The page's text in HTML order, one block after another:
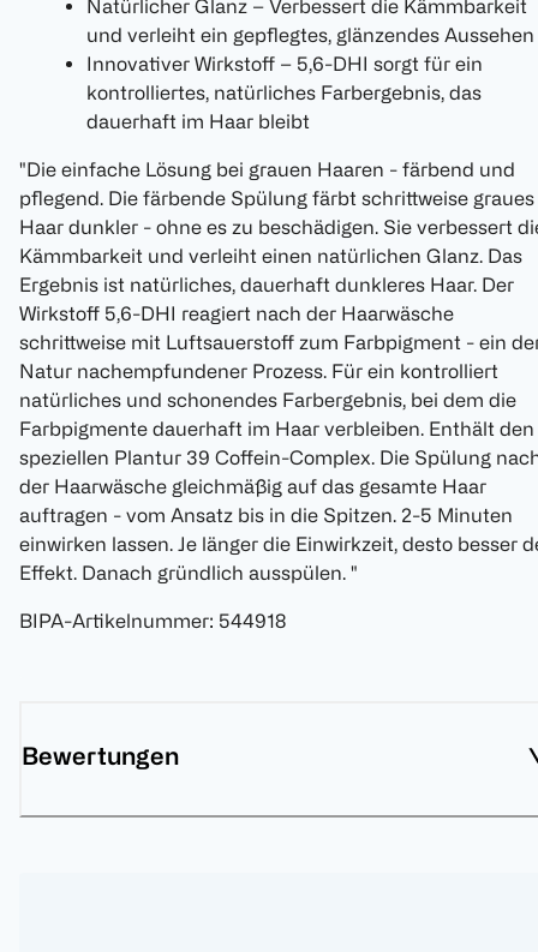
Natürlicher Glanz – Verbessert die Kämmbarkeit
und verleiht ein gepflegtes, glänzendes Aussehen
Innovativer Wirkstoff – 5,6-DHI sorgt für ein
kontrolliertes, natürliches Farbergebnis, das
dauerhaft im Haar bleibt
"Die einfache Lösung bei grauen Haaren - färbend und
pflegend. Die färbende Spülung färbt schrittweise graues
Haar dunkler - ohne es zu beschädigen. Sie verbessert
Kämmbarkeit und verleiht einen natürlichen Glanz. Das
Ergebnis ist natürliches, dauerhaft dunkleres Haar. Der
Wirkstoff 5,6-DHI reagiert nach der Haarwäsche
schrittweise mit Luftsauerstoff zum Farbpigment - ein
Natur nachempfundener Prozess. Für ein kontrolliert
natürliches und schonendes Farbergebnis, bei dem die
Farbpigmente dauerhaft im Haar verbleiben. Enthält den
speziellen Plantur 39 Coffein-Complex. Die Spülung
der Haarwäsche gleichmäßig auf das gesamte Haar
auftragen - vom Ansatz bis in die Spitzen. 2-5 Minuten
einwirken lassen. Je länger die Einwirkzeit, desto besser
Effekt. Danach gründlich ausspülen. "
BIPA-Artikelnummer: 544918
Bewertungen